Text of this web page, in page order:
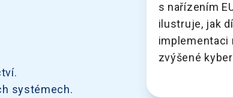
systémech.
s nařízením
ilustruje, jak
implementaci
zvýšené